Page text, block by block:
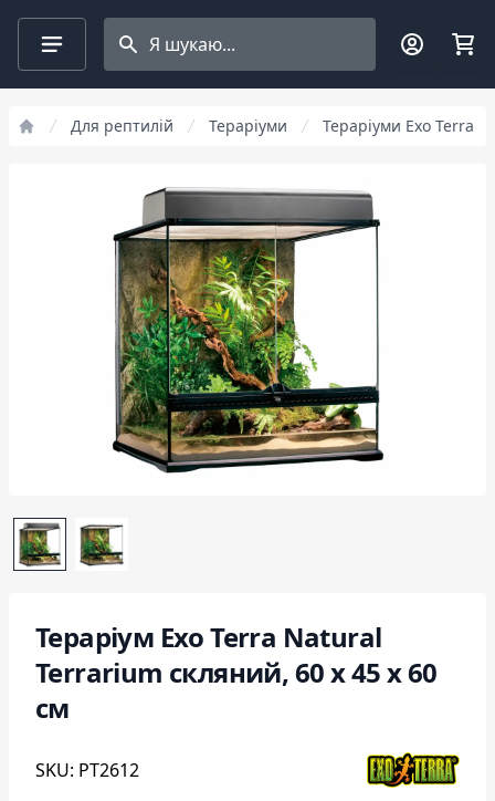
Search projects
Для рептилій Тераріуми Тераріуми Exo Terra
Тераріум Exo Terra Natural
Terrarium скляний, 60 x 45 x 60
см
SKU: PT2612